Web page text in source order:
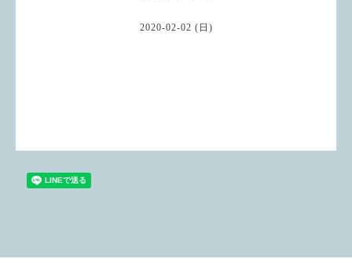
2020-02-02 (日)